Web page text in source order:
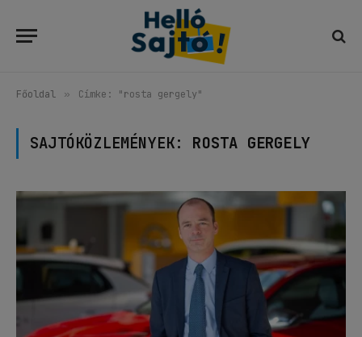
Főoldal » Címke: "rosta gergely"
SAJTÓKÖZLEMÉNYEK: ROSTA GERGELY